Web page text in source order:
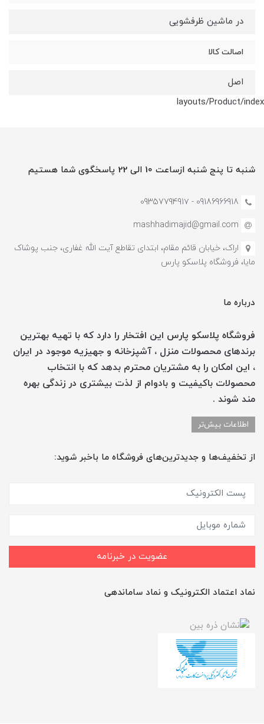
در ماشین ظرفشویی
اصالت کالا
اصل
layouts/Product/index
شنبه تا پنج شنبه ازساعت 10 الی 22 پاسخگوی شما هستیم
09186966918 - 0935779491۷
mashhadimajid@gmail.com
اراک، خیابان قائم مقام، ابتدای تقاطع آیت الله غفاری، جنب پوشاک
مایا، فروشگاه پلاسکو پارس
درباره ما
فروشگاه پلاسکو پارس این افتخار را دارد که با تهیه بهترین
برندهای محصولات منزل ، آشپزخانه و جهیزیه موجود در ایران
، این امکان را به مشتریان محترم بدهد که با انتخاب
محصولات باکیفیت و بادوام از لذت بیشتری در زندگی بهره
مند شوند .
اطلاعات بیش‌تر
از تخفیف‌ها و جدیدترین‌های فروشگاه ما باخبر شوید:
عضویت در خبرنامه
نماد اعتماد الکترونیک و نماد ساماندهی